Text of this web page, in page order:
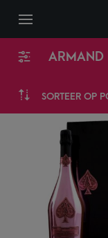
ARMAND
SORTEER OP